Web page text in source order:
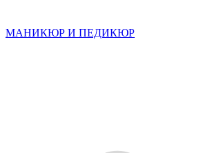
МАНИКЮР И ПЕДИКЮР